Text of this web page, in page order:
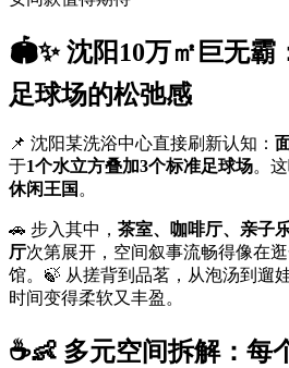
🏟️✨ 沈阳10万㎡巨无霸
足球场的松弛感
📌 沈阳某洗浴中心直接刷新认知：
于1个水立方叠加3个标准足球场。
休闲王国。
🚗 步入其中， 茶室、咖啡厅、亲子
厅次第展开，空间叙事流畅得像在
馆。🍃 从搓背到品茗，从泡汤到遛
时间变得柔软又丰盈。
☕👶 多元空间拆解：每